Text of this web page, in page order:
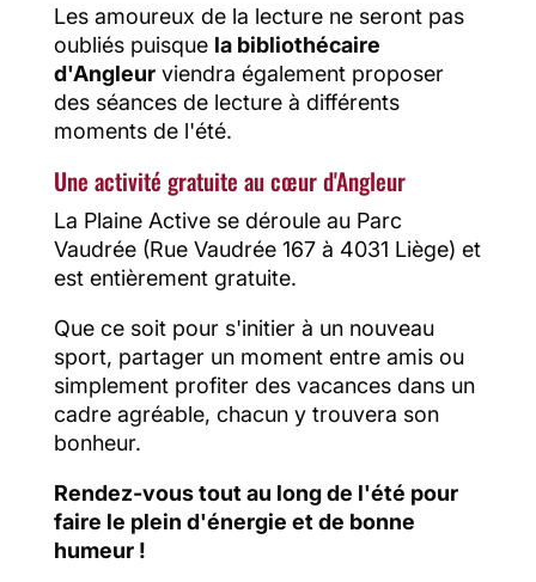
Les amoureux de la lecture ne seront pas
oubliés puisque la bibliothécaire
d'Angleurviendra également proposer
des séances de lecture à différents
moments de l'été.
Une activité gratuite au cœur d'Angleur
La Plaine Active se déroule au Parc
Vaudrée (Rue Vaudrée 167 à 4031 Liège) et
est entièrement gratuite.
Que ce soit pour s'initier à un nouveau
sport, partager un moment entre amis ou
simplement profiter des vacances dans un
cadre agréable, chacun y trouvera son
bonheur.
Rendez-vous tout au long de l'été pour
faire le plein d'énergie et de bonne
humeur !